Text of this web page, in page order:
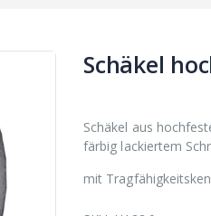
Schäkel
Schäkel aus
färbig lackiertem
mit